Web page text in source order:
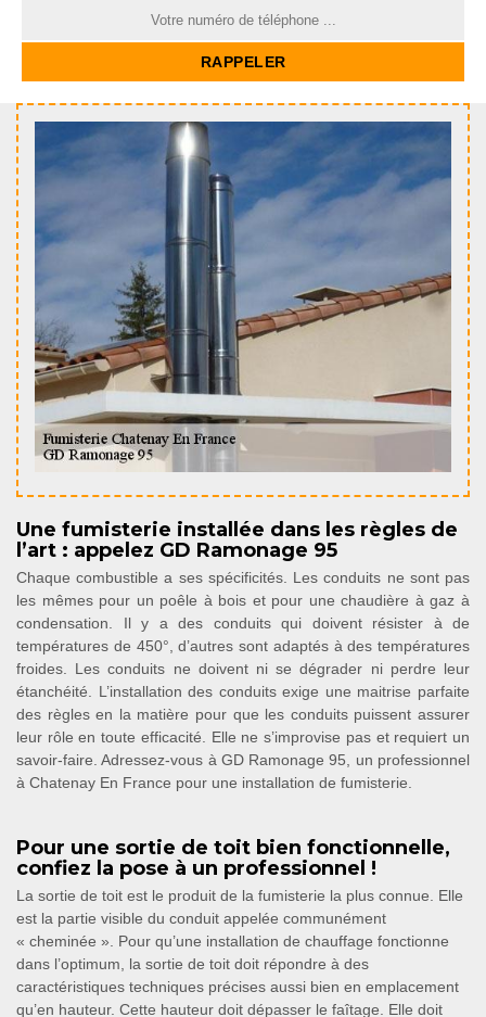
Une fumisterie installée dans les règles de
l’art : appelez GD Ramonage 95
Chaque combustible a ses spécificités. Les conduits ne sont pas
les mêmes pour un poêle à bois et pour une chaudière à gaz à
condensation. Il y a des conduits qui doivent résister à de
températures de 450°, d’autres sont adaptés à des températures
froides. Les conduits ne doivent ni se dégrader ni perdre leur
étanchéité. L’installation des conduits exige une maitrise parfaite
des règles en la matière pour que les conduits puissent assurer
leur rôle en toute efficacité. Elle ne s’improvise pas et requiert un
savoir-faire. Adressez-vous à GD Ramonage 95, un professionnel
à Chatenay En France pour une installation de fumisterie.
Pour une sortie de toit bien fonctionnelle,
confiez la pose à un professionnel !
La sortie de toit est le produit de la fumisterie la plus connue. Elle
est la partie visible du conduit appelée communément
« cheminée ». Pour qu’une installation de chauffage fonctionne
dans l’optimum, la sortie de toit doit répondre à des
caractéristiques techniques précises aussi bien en emplacement
qu’en hauteur. Cette hauteur doit dépasser le faîtage. Elle doit